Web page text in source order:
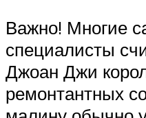
Важно! Многие
специалисты
Джоан Джи
ремонтантных